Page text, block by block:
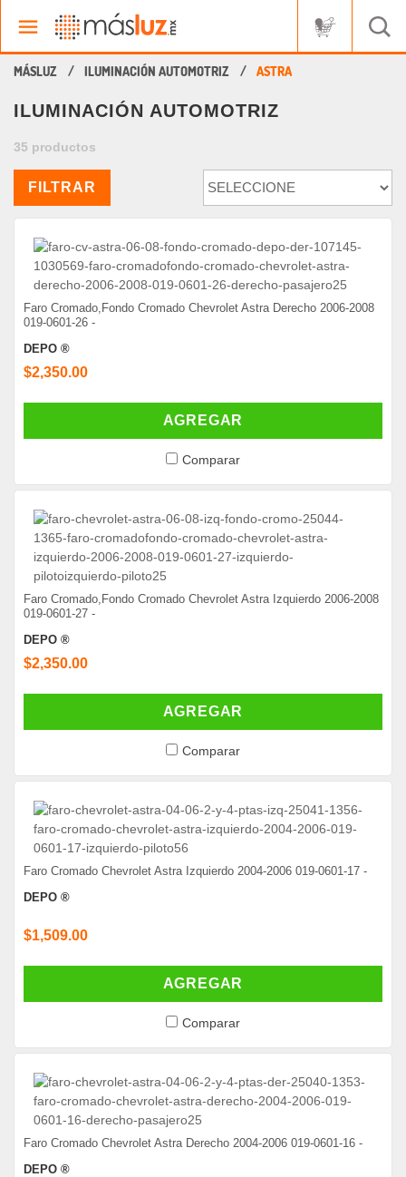
ILUMINACIÓN AUTOMOTRIZ ASTRA
ILUMINACIÓN AUTOMOTRIZ
35 productos
FILTRAR
Faro Cromado,Fondo Cromado Chevrolet Astra Derecho 2006-2008
019-0601-26 -
DEPO ®
$2,350.00
AGREGAR
Comparar
Faro Cromado,Fondo Cromado Chevrolet Astra Izquierdo 2006-2008
019-0601-27 -
DEPO ®
$2,350.00
AGREGAR
Comparar
Faro Cromado Chevrolet Astra Izquierdo 2004-2006 019-0601-17 -
DEPO ®
$1,509.00
AGREGAR
Comparar
Faro Cromado Chevrolet Astra Derecho 2004-2006 019-0601-16 -
DEPO ®